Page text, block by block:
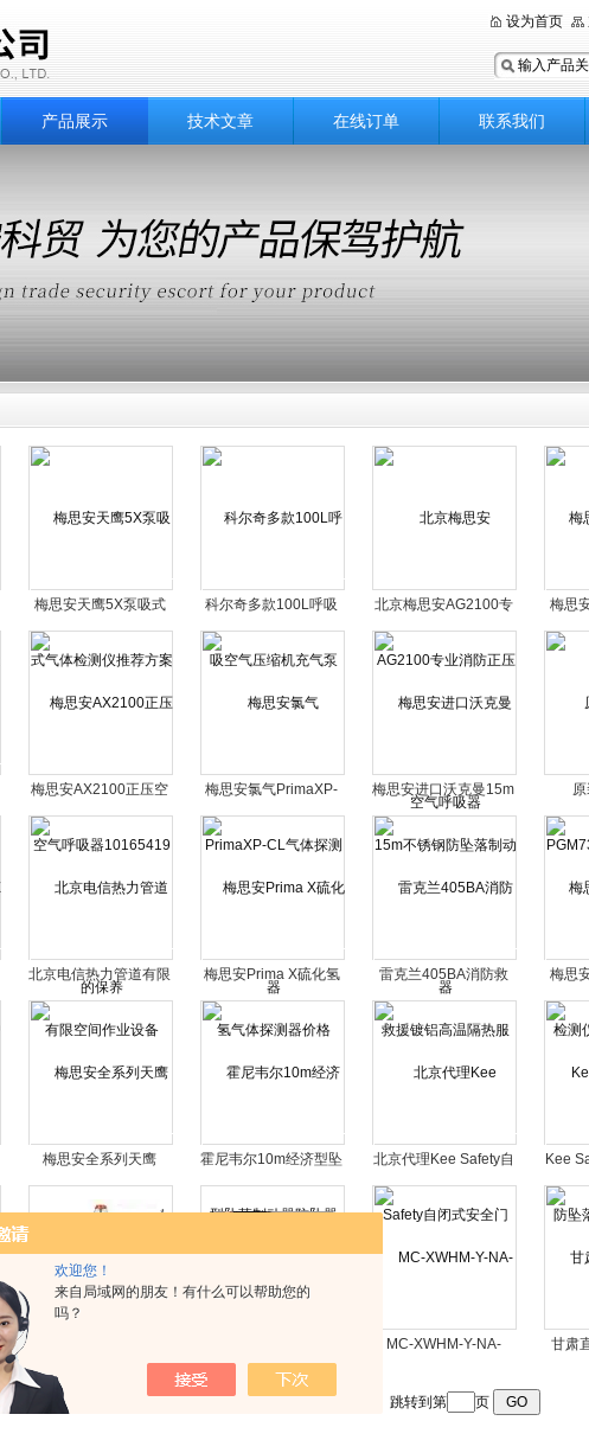
欢迎您！
来自局域网的朋友！有什么可以帮助您的
吗？
设为首页
产品展示 技术文章 在线订单 联系我们
梅思安天鹰5X泵吸式
气体检测仪推荐方案
科尔奇多款100L呼吸
空气压缩机充气泵
北京梅思安AG2100专
业消防正压空气呼吸器
梅思
梅思安AX2100正压空
气呼吸器10165419的
保养
梅思安氯气PrimaXP-
CL气体探测器
梅思安进口沃克曼15m
不锈钢防坠落制动器
北京电信热力管道有限
空间作业设备
梅思安Prima X硫化氢
气体探测器价格
雷克兰405BA消防救
援镀铝高温隔热服
梅思
测
梅思安全系列天鹰
Altair 5X气体检测仪
霍尼韦尔10m经济型坠
落制动器防坠器
北京代理Kee Safety自
闭式安全门
Kee
落
压缩机充气泵
MC-XWHM-Y-NA-
仪
甘肃
共 1578 条记录，当前 41 / 64 页
跳转到第 页